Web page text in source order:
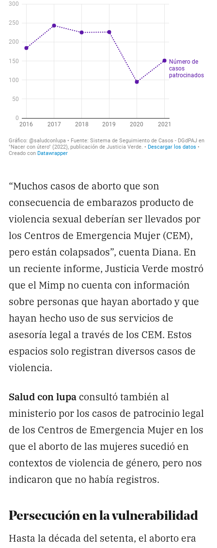
“Muchos casos de aborto que son
consecuencia de embarazos producto de
violencia sexual deberían ser llevados por
los Centros de Emergencia Mujer (CEM),
pero están colapsados”, cuenta Diana. En
un reciente informe, Justicia Verde mostró
que el Mimp no cuenta con información
sobre personas que hayan abortado y que
hayan hecho uso de sus servicios de
asesoría legal a través de los CEM. Estos
espacios solo registran diversos casos de
violencia.
Salud con lupaconsultó también al
ministerio por los casos de patrocinio legal
de los Centros de Emergencia Mujer en los
que el aborto de las mujeres sucedió en
contextos de violencia de género, pero nos
indicaron que no había registros.
Persecución en la vulnerabilidad
Hasta la década del setenta, el aborto era